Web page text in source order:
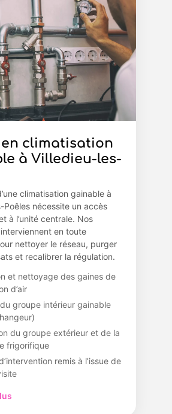
climatisation
à Villedieu-les-
climatisation gainable à
Poêles nécessite un accès
à l’unité centrale. Nos
en toute
nettoyer le réseau, purger
et recalibrer la régulation.
et nettoyage des gaines de
d’air
groupe intérieur gainable
du groupe extérieur et de la
frigorifique
remis à l’issue de